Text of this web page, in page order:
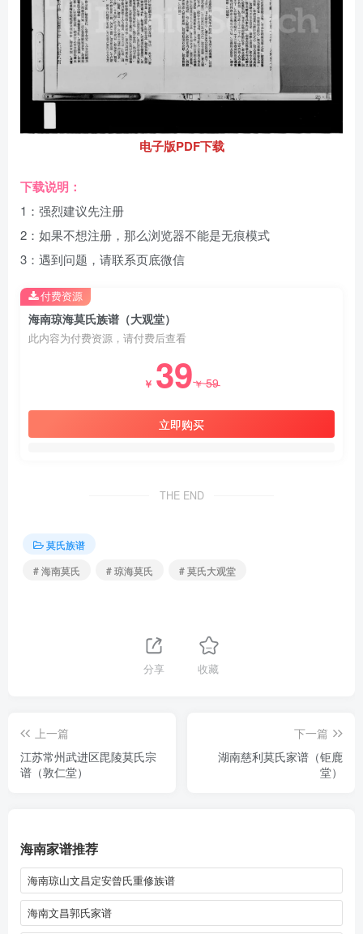
电子版PDF下载
下载说明：
1：强烈建议先注册
2：如果不想注册，那么浏览器不能是无痕模式
3：遇到问题，请联系页底微信
海南琼海莫氏族谱（大观堂）
此内容为付费资源，请付费后查看
￥ 39￥59
立即购买
付费资源
THE END
莫氏族谱
# 海南莫氏
# 琼海莫氏 # 莫氏大观堂
分享 收藏
上一篇
江苏常州武进区毘陵莫氏宗
谱（敦仁堂）
下一篇
湖南慈利莫氏家谱（钜鹿
堂）
海南家谱推荐
海南琼山文昌定安曾氏重修族谱
海南文昌郭氏家谱